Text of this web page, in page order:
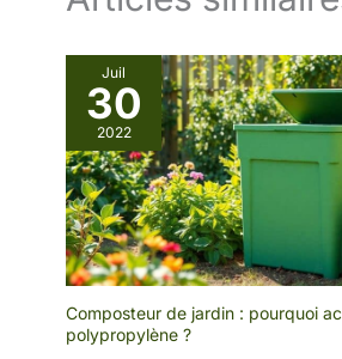
Juil
30
2022
Composteur de jardin : pourquoi
polypropylène ?